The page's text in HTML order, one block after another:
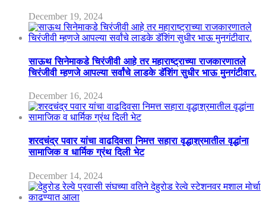
December 19, 2024
साऊथ सिनेमाकडे चिरंजीवी आहे तर महाराष्ट्राच्या राजकारणातले
चिरंजीवी म्हणजे आपल्या सर्वांचे लाडके डॅशिंग सुधीर भाऊ मुनगंटीवार.
December 16, 2024
शरदचंद्र पवार यांचा वाढदिवसा निमत्त सहारा वृद्धाश्रमातील वृद्धांना
सामाजिक व धार्मिक ग्रंथ दिली भेट
December 14, 2024